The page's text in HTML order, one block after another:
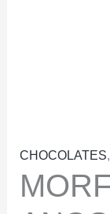
CHOCOLATES,